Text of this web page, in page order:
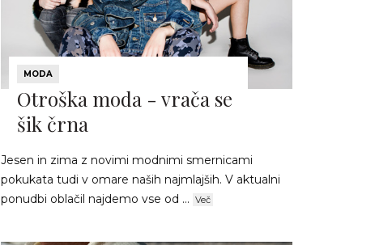
MODA
Otroška moda - vrača se
šik črna
Jesen in zima z novimi modnimi smernicami
pokukata tudi v omare naših najmlajših. V aktualni
ponudbi oblačil najdemo vse od ... Več